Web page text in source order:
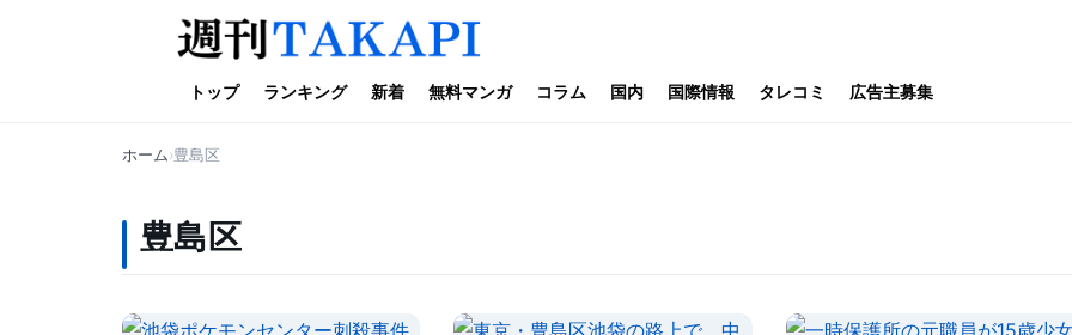
トップ ランキング 新着 無料マンガ コラム 国内 国際情報 タレコミ 広告主募集
ホーム 豊島区
豊島区